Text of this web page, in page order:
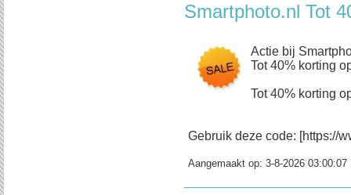
Smartphoto.nl Tot
Actie bij
Tot 40% korting
Tot 40% korting
Gebruik deze code: [https://
Aangemaakt op: 3-8-2026 03:00:07